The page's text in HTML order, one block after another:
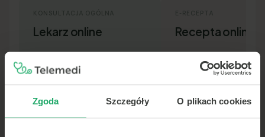
Zgoda Szczegóły O plikach cookies
Lekarz online
E-RECEPTA
Recepta online